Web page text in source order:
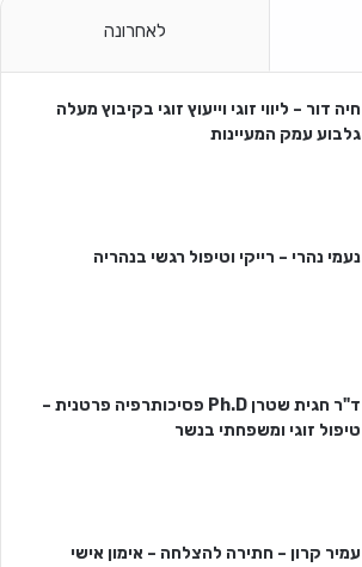
לאחרונה
חיה דור – ליווי זוגי וייעוץ זוגי בקיבוץ מעלה
גלבוע עמק המעיינות
נעמי נהרי – רייקי וטיפול רגשי בנהריה
ד"ר חגית שטרן Ph.D פסיכותרפיה פרטנית –
טיפול זוגי ומשפחתי בנשר
עמיר קרון – חתירה להצלחה – אימון אישי